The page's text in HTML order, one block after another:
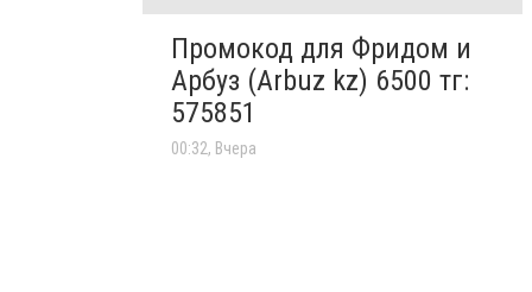
Промокод для Фридом и
Арбуз (Arbuz kz) 6500 тг:
575851
00:32, Вчера